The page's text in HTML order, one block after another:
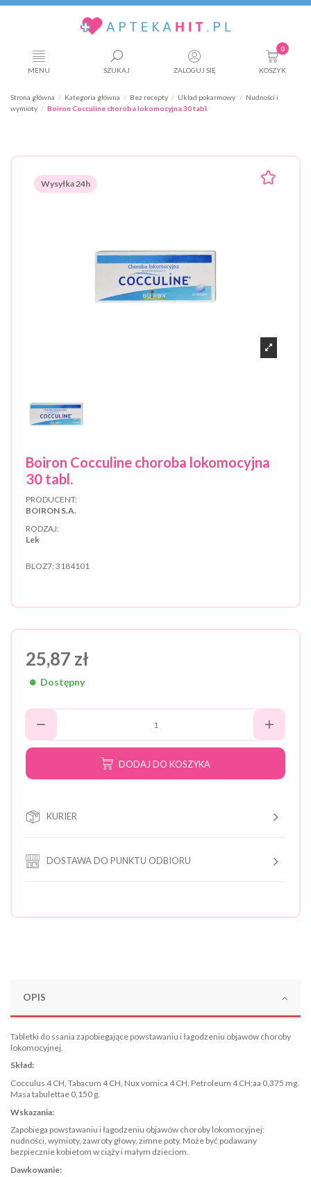
MENU SZUKAJ ZALOGUJ SIĘ
0
KOSZYK
Strona główna Kategoria główna Bez recepty Układ pokarmowy
Nudności i
wymioty
Boiron Cocculine choroba lokomocyjna 30 tabl.
Wysyłka 24h
Boiron Cocculine choroba lokomocyjna
30 tabl.
PRODUCENT:
BOIRON S.A.
RODZAJ:
Lek
BLOZ7: 3184101
25,87 zł
Dostępny
DODAJ DO KOSZYKA
KURIER
DOSTAWA DO PUNKTU ODBIORU
OPIS
Tabletki do ssania zapobiegające powstawaniu i łagodzeniu objawów choroby
lokomocyjnej.
Skład:
Cocculus 4 CH, Tabacum 4 CH, Nux vomica 4 CH, Petroleum 4 CH;aa 0,375 mg.
Masa tabulettae 0,150 g.
Wskazania:
Zapobiega powstawaniu i łagodzeniu objawów choroby lokomocyjnej:
nudności, wymioty, zawroty głowy, zimne poty. Może być podawany
bezpiecznie kobietom w ciąży i małym dzieciom.
Dawkowanie: